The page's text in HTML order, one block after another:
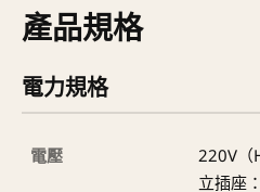
產品規格
電力規格
電壓
220V（
立插座